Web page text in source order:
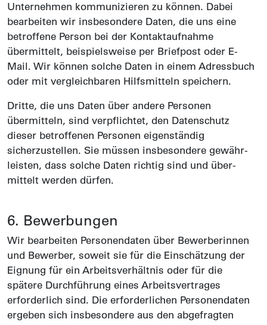
Unternehmen kommuni­zieren zu können. Dabei
bearbeiten wir insbesondere Daten, die uns eine
betroffene Person bei der Kontakt­aufnahme
übermittelt, beispielsweise per Briefpost oder E-
Mail. Wir können solche Daten in einem Adress­buch
oder mit vergleichbaren Hilfs­mitteln speichern.
Dritte, die uns Daten über andere Personen
übermitteln, sind verpflichtet, den Daten­schutz
dieser betroffenen Personen eigen­ständig
sicherzustellen. Sie müssen insbesondere gewähr­
leisten, dass solche Daten richtig sind und über­
mittelt werden dürfen.
6. Bewerbungen
Wir bearbeiten Personendaten über Bewerberinnen
und Bewerber, soweit sie für die Einschätzung der
Eignung für ein Arbeitsverhältnis oder für die
spätere Durchführung eines Arbeitsvertrages
erforderlich sind. Die erforderlichen Personendaten
ergeben sich insbesondere aus den abgefragten